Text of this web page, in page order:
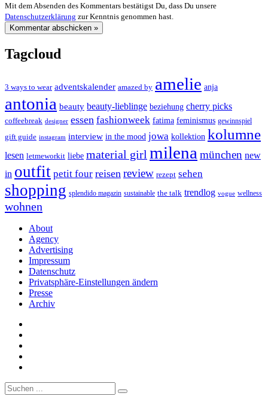
Mit dem Absenden des Kommentars bestätigst Du, dass Du unsere
Datenschutzerklärung zur Kenntnis genommen hast.
Tagcloud
3 ways to wear adventskalender amazed by amelie anja
antonia beauty beauty-lieblinge beziehung cherry picks
coffeebreak designer essen fashionweek fatima feminismus gewinnspiel
gift guide instagram interview in the mood jowa kollektion kolumne
lesen letmeworkit liebe material girl milena münchen new
in outfit petit four reisen review rezept sehen
shopping splendido magazin sustainable the talk trendlog vogue wellness
wohnen
About
Agency
Advertising
Impressum
Datenschutz
Privatsphäre-Einstellungen ändern
Presse
Archiv